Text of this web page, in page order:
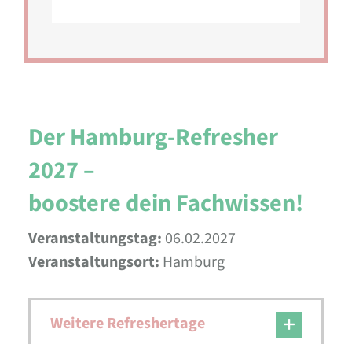
Der Hamburg-Refresher
2027 –
boostere dein Fachwissen!
Veranstaltungstag: 06.02.2027
Veranstaltungsort: Hamburg
Weitere Refreshertage